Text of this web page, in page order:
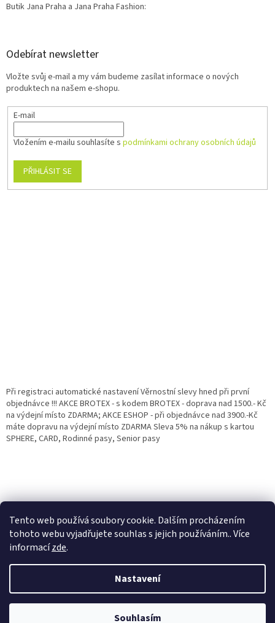
Tento web používá soubory cookie. Dalším procházením
tohoto webu vyjadřujete souhlas s jejich používáním.. Více
informacízde.
Nastavení
Souhlasím
nastavená Věrnostní sleva 3% - 10% na Všechny Vaše další nákupy. Čím
víc nakoupíte, tím větší slevu můžete získat. Vaše objednávky se sčítají.
Využít můžete i "Slevové kody" nebo DOPRAVU ZDARMA. Přejeme
příjemný nákup u nás Jana Kotasová Komárková a kolektiv pracovníků
Butik Jana Praha a Jana Praha Fashion:
Odebírat newsletter
Vložte svůj e-mail a my vám budeme zasílat informace o nových
produktech na našem e-shopu.
E-mail
Vložením e-mailu souhlasíte s podmínkami ochrany osobních údajů
PŘIHLÁSIT SE
Při registraci automatické nastavení Věrnostní slevy hned při první
objednávce !!! AKCE BROTEX - s kodem BROTEX - doprava nad 1500.- Kč
na výdejní místo ZDARMA; AKCE ESHOP - při objednávce nad 3900.-Kč
máte dopravu na výdejní místo ZDARMA Sleva 5% na nákup s kartou
SPHERE, CARD, Rodinné pasy, Senior pasy
Copyright 2026Eshop Jana. Všechna práva vyhrazena.